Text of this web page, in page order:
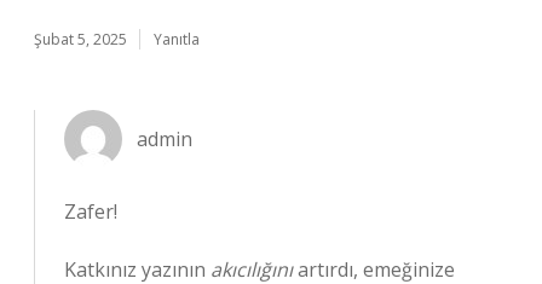
Şubat 5, 2025 Yanıtla
admin
Zafer!
Katkınız yazının akıcılığınıartırdı, emeğinize